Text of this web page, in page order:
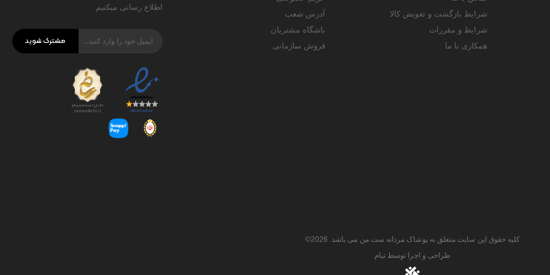
شرایط بازگشت و تعویض کالا
شرایط و مقررات
همکاری با ما
آدرس شعب
باشگاه مشتریان
فروش سازمانی
اطلاع رسانی میکنیم.
مشترک شوید
کلیه حقوق این سایت متعلق به پوشاک مردانه ست من می باشد. 2026©
طراحی و اجرا توسط تیام